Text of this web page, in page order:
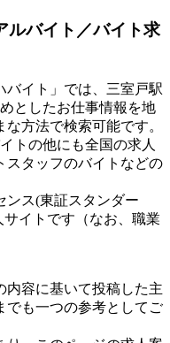
ルバイト／バイト求
バイト」では、三室戸駅
としたお仕事情報を地
方法で検索可能です。
トの他にも全国の求人
スタッフのバイトなどの
ンス(東証スタンダー
サイトです（なお、職業
容に基いて投稿した主
でも一つの参考としてご